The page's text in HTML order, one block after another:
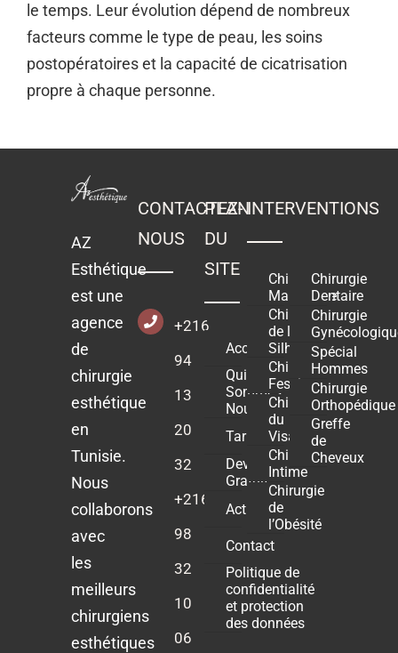
le temps. Leur évolution dépend de nombreux
facteurs comme le type de peau, les soins
postopératoires et la capacité de cicatrisation
propre à chaque personne.
AZ
Esthétique
est une
agence
de
chirurgie
esthétique
en
Tunisie.
Nous
collaborons
avec
les
meilleurs
chirurgiens
esthétiques
CONTACTEZ-
NOUS
+216
94
13
20
32
+216
98
32
10
06
PLAN
DU
SITE
Accueil
Qui
Sommes-
Nous ?
Tarifs
Devis
Gratuit
Actualités
Contact
Politique de
confidentialité
et protection
des données
INTERVENTIONS
Chirurgie
Mammaire
Chirurgie
de la
Silhouette
Chirurgie
Fessier
Chirurgie
du
Visage
Chirurgie
Intime
Chirurgie
de
l’Obésité
Chirurgie
Dentaire
Chirurgie
Spécial
Hommes
Chirurgie
Orthopédique
Greffe
de
Cheveux